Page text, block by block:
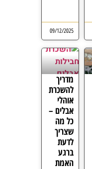
09/12/2025
מדריך
להשכרת
אוהלי
אבלים –
כל מה
שצריך
לדעת
ברגע
האמת